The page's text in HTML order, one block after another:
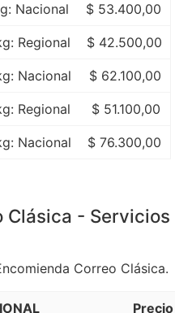
Nacional $ 53.400,00
Regional $ 42.500,00
Nacional $ 62.100,00
Regional $ 51.100,00
Nacional $ 76.300,00
Clásica - Servicios
Correo Clásica.
Precio